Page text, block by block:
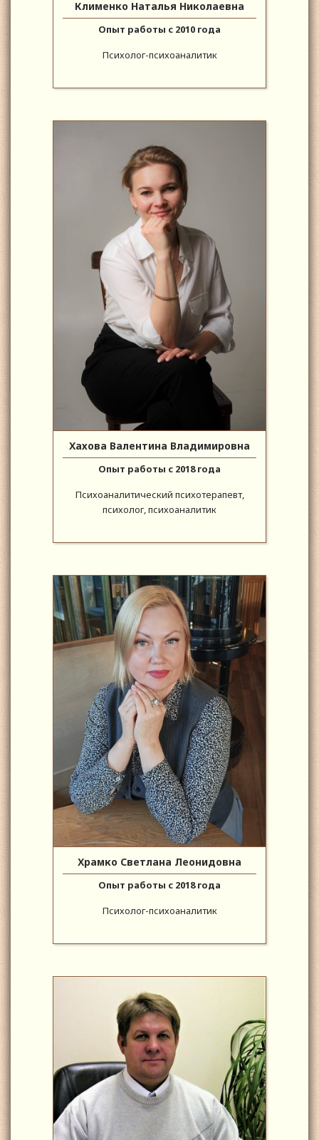
Клименко Наталья Николаевна
Опыт работы с 2010 года
Психолог-психоаналитик
Хахова Валентина Владимировна
Опыт работы с 2018 года
Психоаналитический психотерапевт,
психолог, психоаналитик
Храмко Светлана Леонидовна
Опыт работы с 2018 года
Психолог-психоаналитик